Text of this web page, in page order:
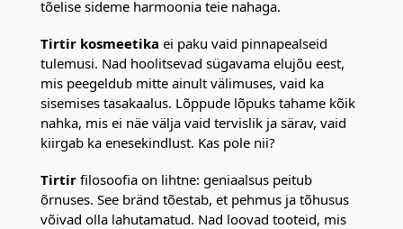
tõelise sideme harmoonia teie nahaga.
Tirtir kosmeetika ei paku vaid pinnapealseid
tulemusi. Nad hoolitsevad sügavama elujõu eest,
mis peegeldub mitte ainult välimuses, vaid ka
sisemises tasakaalus. Lõppude lõpuks tahame kõik
nahka, mis ei näe välja vaid tervislik ja särav, vaid
kiirgab ka enesekindlust. Kas pole nii?
Tirtir filosoofia on lihtne: geniaalsus peitub
õrnuses. See bränd tõestab, et pehmus ja tõhusus
võivad olla lahutamatud. Nad loovad tooteid, mis